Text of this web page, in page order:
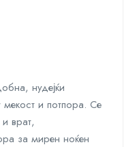
нудејќи
и потпора. Се
врат,
за мирен ноќен